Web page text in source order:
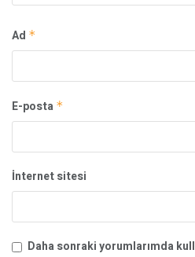
Ad *
E-posta *
İnternet sitesi
Daha sonraki yorumlarımda